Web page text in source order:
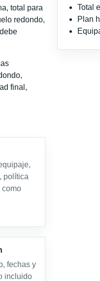
total para
redondo,
final,
política
como
fechas y
incluido
Total
Plan